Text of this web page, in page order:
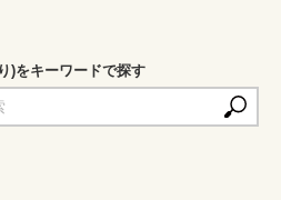
)をキーワードで探す